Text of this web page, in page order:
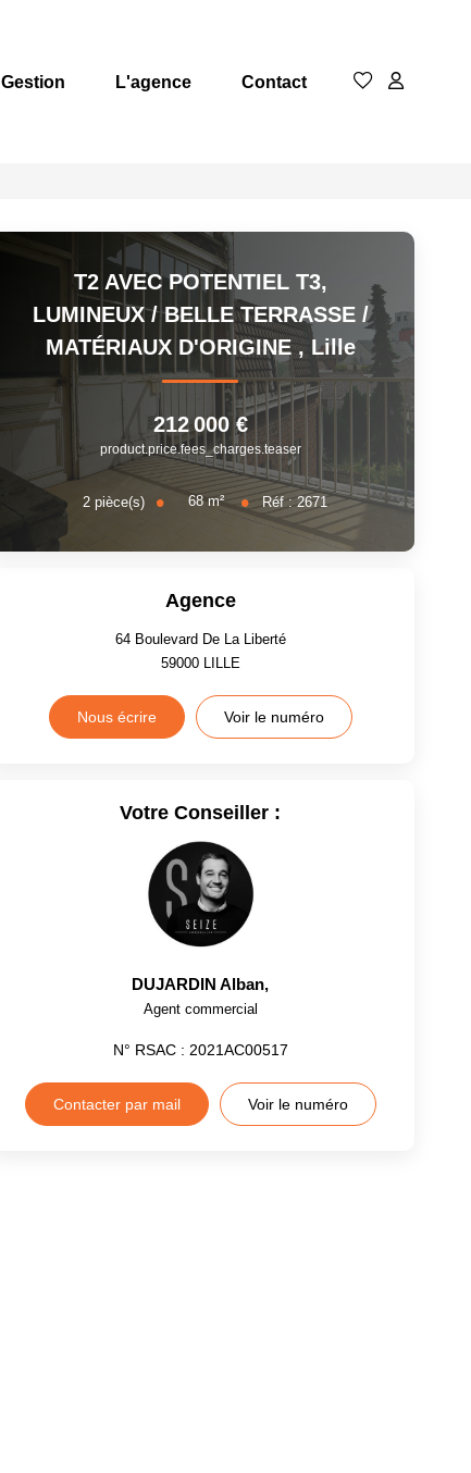
Gestion L'agence Contact
T2 AVEC POTENTIEL T3,
LUMINEUX / BELLE TERRASSE /
MATÉRIAUX D'ORIGINE, Lille
212 000 €
product.price.fees_charges.teaser
2 pièce(s) 68 m² Réf :2671
Agence
64 Boulevard De La Liberté
59000 LILLE
Nous écrire Voir le numéro
Votre Conseiller :
DUJARDIN Alban,
Agent commercial
N° RSAC : 2021AC00517
Contacter par mail Voir le numéro